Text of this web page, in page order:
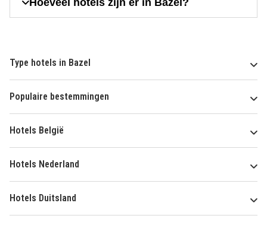
Type hotels in Bazel
Populaire bestemmingen
Hotels België
Hotels Nederland
Hotels Duitsland